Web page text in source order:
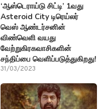
‘ஆஸ்டெராய்டு சிட்டி’ 1வது
Asteroid City டிரெய்லர்
வெஸ் ஆண்டர்சனின்
விண்வெளி வயது
வேற்றுகிரகவாசிகளின்
சந்திப்பை வெளிப்படுத்துகிறது!
31/03/2023